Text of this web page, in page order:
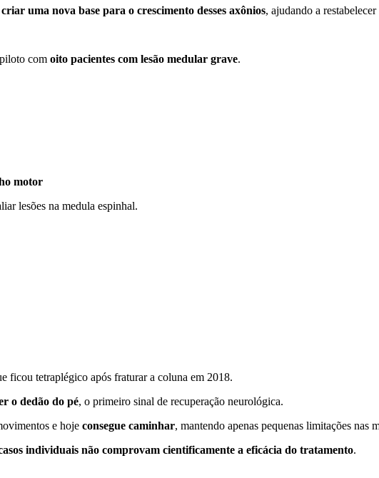
criar uma nova base para o crescimento desses axônios, ajudando a
com oito pacientes com lesão medular grave.
motor
lesões na medula espinhal.
ficou tetraplégico após fraturar a coluna em 2018.
o dedão do pé, o primeiro sinal de recuperação neurológica.
e hoje consegue caminhar, mantendo apenas pequenas limitações nas
individuais não comprovam cientificamente a eficácia do tratamento.